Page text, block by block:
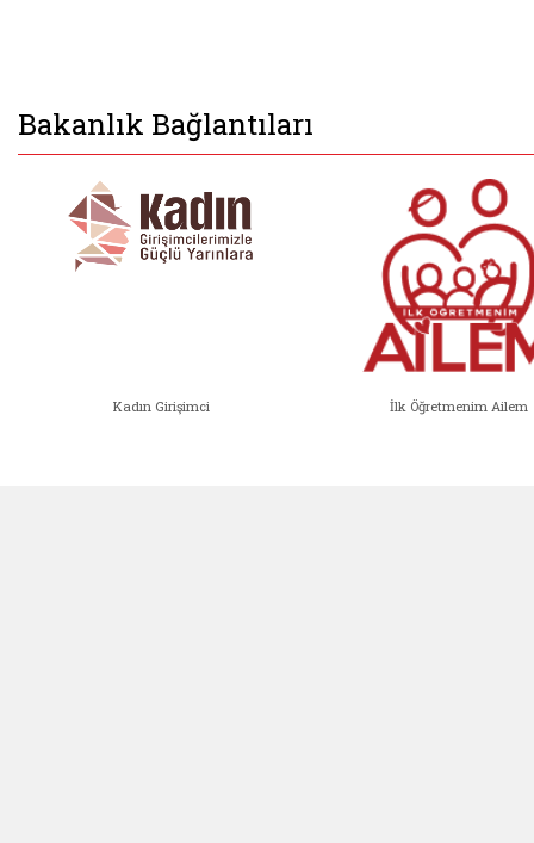
Bakanlık Bağlantıları
Kadın Girişimci İlk Öğretmenim Ailem